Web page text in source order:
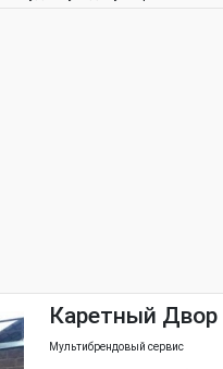
Каретный Двор
Мультибрендовый сервис